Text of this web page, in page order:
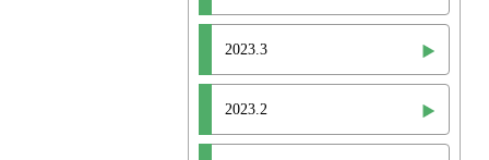
2023.3
2023.2